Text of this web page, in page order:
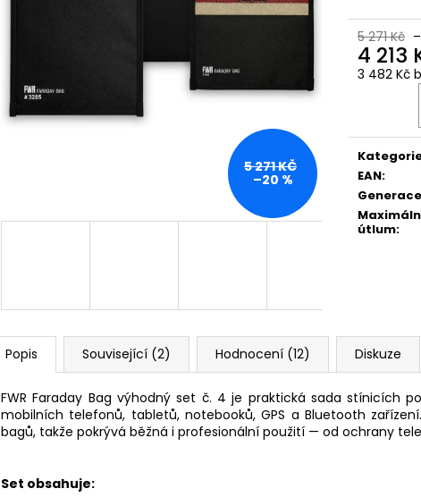
5 271 Kč
4 213
3 482 Kč
EAN:
Generace
útlum:
5 271 KČ
–20 %
Popis Související (2) Hodnocení (12) Diskuze
FWR Faraday Bag výhodný set č. 4 je praktická sada stínicích
mobilních telefonů, tabletů, notebooků, GPS a Bluetooth
bagů, takže pokrývá běžná i profesionální použití — od ochrany
Set obsahuje:
FWR FARADAY BAG